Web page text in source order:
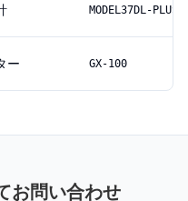
MODEL37DL-PLUS
ー GX-100
お問い合わせ